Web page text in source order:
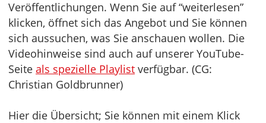
Veröffentlichungen. Wenn Sie auf “weiterlesen”
klicken, öffnet sich das Angebot und Sie können
sich aussuchen, was Sie anschauen wollen. Die
Videohinweise sind auch auf unserer YouTube-
Seite als spezielle Playlist verfügbar. (CG:
Christian Goldbrunner)
Hier die Übersicht; Sie können mit einem Klick